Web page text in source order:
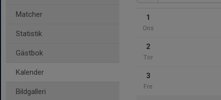
Matcher
Statistik
Gästbok
Kalender
Bildgalleri
1
Ons
2
Tor
3
Fre